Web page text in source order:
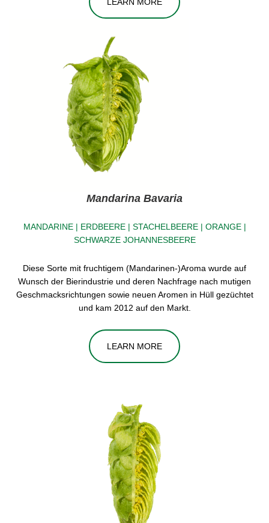
Mandarina Bavaria
MANDARINE | ERDBEERE | STACHELBEERE | ORANGE |
SCHWARZE JOHANNESBEERE
Diese Sorte mit fruchtigem (Mandarinen-)Aroma wurde auf
Wunsch der Bierindustrie und deren Nachfrage nach mutigen
Geschmacksrichtungen sowie neuen Aromen in Hüll gezüchtet
und kam 2012 auf den Markt.
LEARN MORE